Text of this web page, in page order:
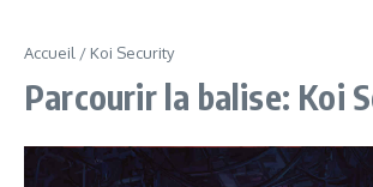
Accueil / Koi Security
Parcourir la balise: Koi